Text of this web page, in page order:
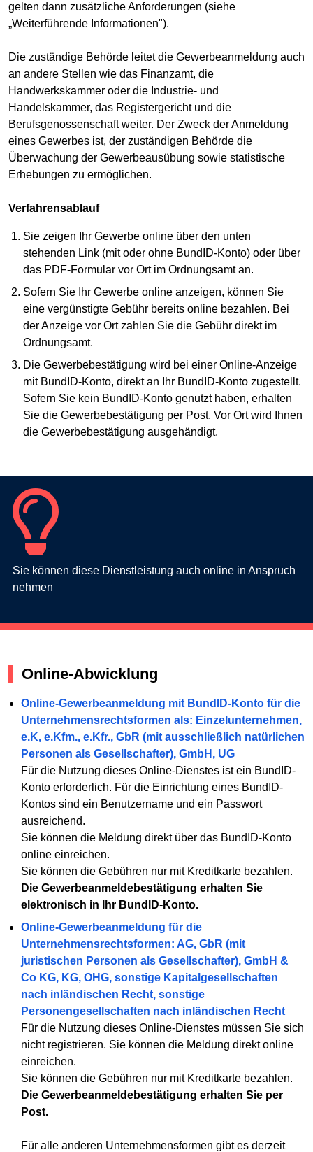
gelten dann zusätzliche Anforderungen (siehe
„Weiterführende Informationen").
Die zuständige Behörde leitet die Gewerbeanmeldung auch
an andere Stellen wie das Finanzamt, die
Handwerkskammer oder die Industrie- und
Handelskammer, das Registergericht und die
Berufsgenossenschaft weiter. Der Zweck der Anmeldung
eines Gewerbes ist, der zuständigen Behörde die
Überwachung der Gewerbeausübung sowie statistische
Erhebungen zu ermöglichen.
Verfahrensablauf
Sie zeigen Ihr Gewerbe online über den unten
stehenden Link (mit oder ohne BundID-Konto) oder über
das PDF-Formular vor Ort im Ordnungsamt an.
Sofern Sie Ihr Gewerbe online anzeigen, können Sie
eine vergünstigte Gebühr bereits online bezahlen. Bei
der Anzeige vor Ort zahlen Sie die Gebühr direkt im
Ordnungsamt.
Die Gewerbebestätigung wird bei einer Online-Anzeige
mit BundID-Konto, direkt an Ihr BundID-Konto zugestellt.
Sofern Sie kein BundID-Konto genutzt haben, erhalten
Sie die Gewerbebestätigung per Post. Vor Ort wird Ihnen
die Gewerbebestätigung ausgehändigt.
Sie können diese Dienstleistung auch online in Anspruch
nehmen
Online-Abwicklung
Online-Gewerbeanmeldung mit BundID-Konto für die
Unternehmensrechtsformen als: Einzelunternehmen,
e.K, e.Kfm., e.Kfr., GbR (mit ausschließlich natürlichen
Personen als Gesellschafter), GmbH, UG
Für die Nutzung dieses Online-Dienstes ist ein BundID-
Konto erforderlich. Für die Einrichtung eines BundID-
Kontos sind ein Benutzername und ein Passwort
ausreichend.
Sie können die Meldung direkt über das BundID-Konto
online einreichen.
Sie können die Gebühren nur mit Kreditkarte bezahlen.
Die Gewerbeanmeldebestätigung erhalten Sie
elektronisch in Ihr BundID-Konto.
Online-Gewerbeanmeldung für die
Unternehmensrechtsformen: AG, GbR (mit
juristischen Personen als Gesellschafter), GmbH &
Co KG, KG, OHG, sonstige Kapitalgesellschaften
nach inländischen Recht, sonstige
Personengesellschaften nach inländischen Recht
Für die Nutzung dieses Online-Dienstes müssen Sie sich
nicht registrieren. Sie können die Meldung direkt online
einreichen.
Sie können die Gebühren nur mit Kreditkarte bezahlen.
Die Gewerbeanmeldebestätigung erhalten Sie per
Post.
Für alle anderen Unternehmensformen gibt es derzeit